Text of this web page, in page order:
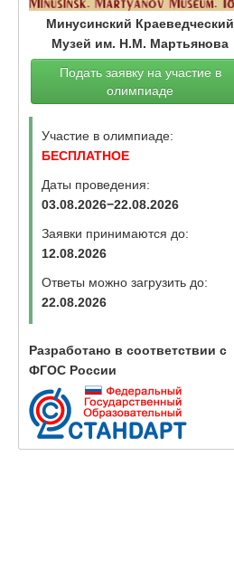
Минусинский Краеведческий
Музей им. Н.М. Мартьянова
Подать заявку на участие в
олимпиаде
Участие в олимпиаде:
БЕСПЛАТНОЕ
Даты проведения:
03.08.2026−22.08.2026
Заявки принимаются до:
12.08.2026
Ответы можно загрузить до:
22.08.2026
Разработано в соответствии с
ФГОС России